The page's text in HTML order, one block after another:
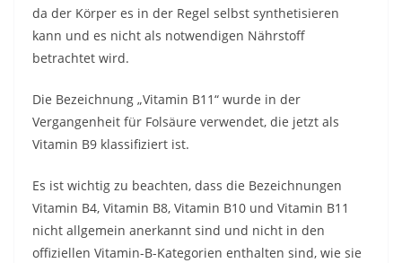
da der Körper es in der Regel selbst synthetisieren
kann und es nicht als notwendigen Nährstoff
betrachtet wird.
Die Bezeichnung „Vitamin B11“ wurde in der
Vergangenheit für Folsäure verwendet, die jetzt als
Vitamin B9 klassifiziert ist.
Es ist wichtig zu beachten, dass die Bezeichnungen
Vitamin B4, Vitamin B8, Vitamin B10 und Vitamin B11
nicht allgemein anerkannt sind und nicht in den
offiziellen Vitamin-B-Kategorien enthalten sind, wie sie